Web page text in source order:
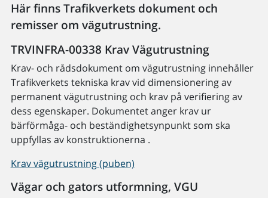
Här finns Trafikverkets dokument och
remisser om vägutrustning.
TRVINFRA-00338 Krav Vägutrustning
Krav- och rådsdokument om vägutrustning innehåller
Trafikverkets tekniska krav vid dimensionering av
permanent vägutrustning och krav på verifiering av
dess egenskaper. Dokumentet anger krav ur
bärförmåga- och beständighetsynpunkt som ska
uppfyllas av konstruktionerna .
Krav vägutrustning (puben)
Vägar och gators utformning, VGU